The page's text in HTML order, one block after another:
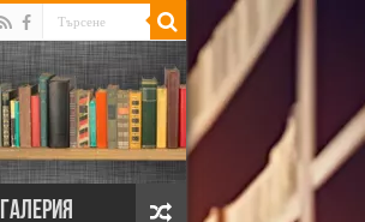
Галерия